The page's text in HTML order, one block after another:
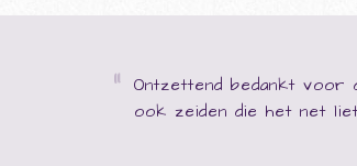
Ontzettend bedankt
ook zeiden die het net